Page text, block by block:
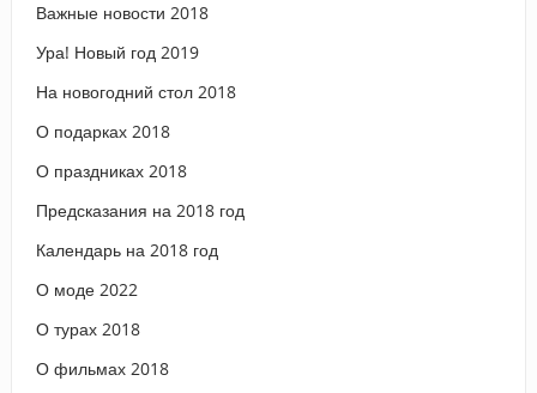
Важные новости 2018
Ура! Новый год 2019
На новогодний стол 2018
О подарках 2018
О праздниках 2018
Предсказания на 2018 год
Календарь на 2018 год
О моде 2022
О турах 2018
О фильмах 2018